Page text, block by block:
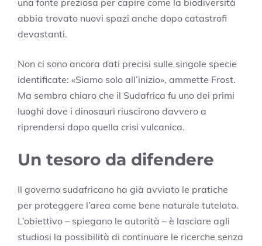
una fonte preziosa per capire come la biodiversità
abbia trovato nuovi spazi anche dopo catastrofi
devastanti.
Non ci sono ancora dati precisi sulle singole specie
identificate: «Siamo solo all’inizio», ammette Frost.
Ma sembra chiaro che il Sudafrica fu uno dei primi
luoghi dove i dinosauri riuscirono davvero a
riprendersi dopo quella crisi vulcanica.
Un tesoro da difendere
Il governo sudafricano ha già avviato le pratiche
per proteggere l’area come bene naturale tutelato.
L’obiettivo – spiegano le autorità – è lasciare agli
studiosi la possibilità di continuare le ricerche senza